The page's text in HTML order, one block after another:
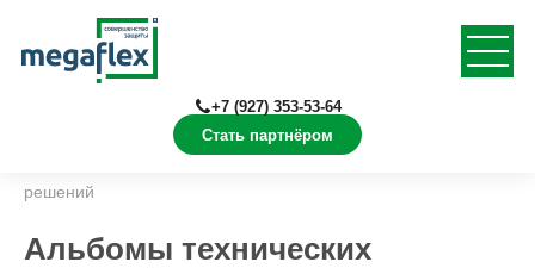
Стать партнёром
+7 (927) 353-53-64
решений
Альбомы технических